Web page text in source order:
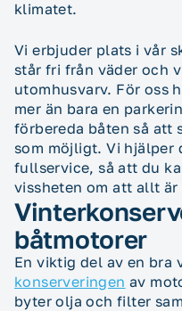
klimatet.
Vi erbjuder plats i vår
står fri från väder och
utomhusvarv. För oss
mer än bara en
förbereda båten så att
som möjligt. Vi hjälper
fullservice, så att du
vissheten om att allt är
båtmotorer
En viktig del av en
konserveringen av
byter olja och filter